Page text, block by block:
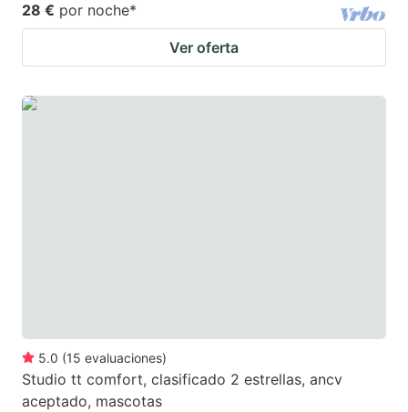
28 € por noche*
Ver oferta
5.0 (15 evaluaciones)
Studio tt comfort, clasificado 2 estrellas, ancv
aceptado, mascotas